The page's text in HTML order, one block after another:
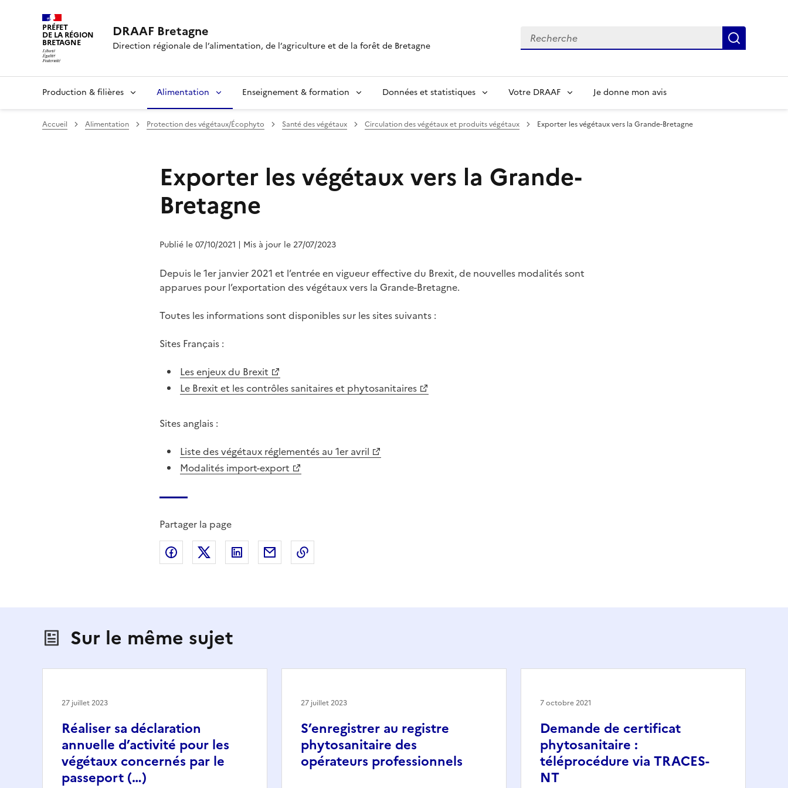
PRÉFET
DE LA RÉGION
BRETAGNE
DRAAF Bretagne
Direction régionale de l’alimentation, de l’agriculture et de la forêt de Bretagne
Recherche
Production & filières Alimentation Enseignement & formation Données et statistiques Votre DRAAF Je donne mon avis
Accueil Alimentation Protection des végétaux/Écophyto Santé des végétaux Circulation des végétaux et produits végétaux Exporter les végétaux vers la Grande-Bretagne
Exporter les végétaux vers la Grande-
Bretagne
Publié le 07/10/2021 | Mis à jour le 27/07/2023
Depuis le 1er janvier 2021 et l’entrée en vigueur effective du Brexit, de nouvelles modalités sont
apparues pour l’exportation des végétaux vers la Grande-Bretagne.
Toutes les informations sont disponibles sur les sites suivants :
Sites Français :
Les enjeux du Brexit
Le Brexit et les contrôles sanitaires et phytosanitaires
Sites anglais :
Liste des végétaux réglementés au 1er avril
Modalités import-export
Partager la page
Partager sur Facebook
Partager sur X (anciennement Twitter)
Partager sur LinkedIn
Partager par email
Sur le même sujet
Réaliser sa déclaration
annuelle d’activité pour les
végétaux concernés par le
passeport (…)
27 juillet 2023
S’enregistrer au registre
phytosanitaire des
opérateurs professionnels
27 juillet 2023
Demande de certificat
phytosanitaire :
téléprocédure via TRACES-
NT
7 octobre 2021